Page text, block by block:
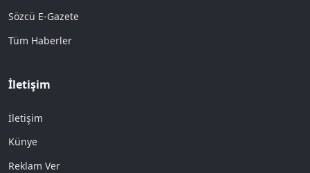
Sözcü E-Gazete
Tüm Haberler
İletişim
İletişim
Künye
Reklam Ver